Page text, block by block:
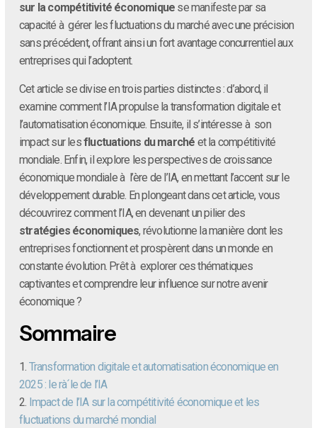
sur la compétitivité économique se manifeste par sa
capacité à gérer les fluctuations du marché avec une précision
sans précédent, offrant ainsi un fort avantage concurrentiel aux
entreprises qui l’adoptent.
Cet article se divise en trois parties distinctes : d’abord, il
examine comment l’IA propulse la transformation digitale et
l’automatisation économique. Ensuite, il s’intéresse à son
impact sur lesfluctuations du marché et la compétitivité
mondiale. Enfin, il explore les perspectives de croissance
économique mondiale à l’ère de l’IA, en mettant l’accent sur le
développement durable. En plongeant dans cet article, vous
découvrirez comment l’IA, en devenant un pilier des
stratégies économiques, révolutionne la manière dont les
entreprises fonctionnent et prospèrent dans un monde en
constante évolution. Prêt à explorer ces thématiques
captivantes et comprendre leur influence sur notre avenir
économique ?
Sommaire
1. Transformation digitale et automatisation économique en
2025 : le rà´le de l’IA
2. Impact de l’IA sur la compétitivité économique et les
fluctuations du marché mondial